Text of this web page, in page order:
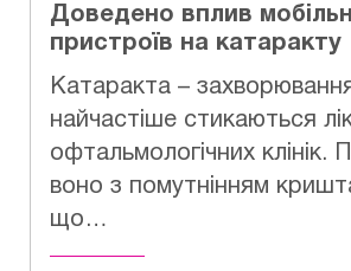
Доведено вплив
пристроїв на катаракту
Катаракта –
найчастіше стикаються
офтальмологічних клінік.
воно з помутнінням
що…